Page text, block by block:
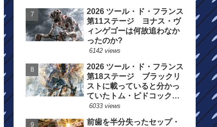
2026 ツール・ド・フランス
第11ステージ ヨナス・ヴ
ィンゲゴーは何故追わなか
ったのか?
6142 views
2026 ツール・ド・フランス
第18ステージ ブラックリ
ストに載っていると分かっ
ていたトム・ピドコックは
総合順位死守に
6033 views
前歯を半分失ったセップ・